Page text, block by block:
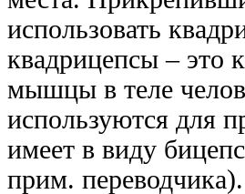
использовать
квадрицепсы – это
мышцы в теле
используются для
имеет в виду
прим.